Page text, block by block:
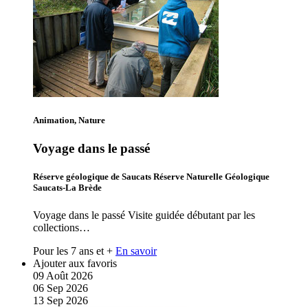
Animation, Nature
Voyage dans le passé
Réserve géologique de Saucats Réserve Naturelle Géologique
Saucats-La Brède
Voyage dans le passé Visite guidée débutant par les
collections…
Pour les 7 ans et + En savoir
Ajouter aux favoris
09 Août 2026
06 Sep 2026
13 Sep 2026